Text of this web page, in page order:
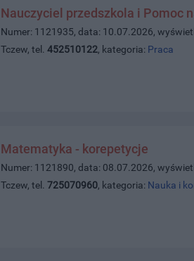
Nauczyciel przedszkola i Pomoc
Numer: 1121935, data: 10.07.2026,
Tczew, tel.452510122, kategoria: Praca
Matematyka - korepetycje
Numer: 1121890, data: 08.07.2026,
Tczew, tel.725070960, kategoria: Nauka i